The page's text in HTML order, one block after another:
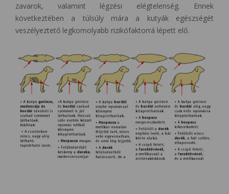
zavarok, valamint légzési elégtelenség. Ennek
következtében a túlsúly mára a kutyák egészségét
veszélyeztető legkomolyabb rizikófaktorrá lépett elő.